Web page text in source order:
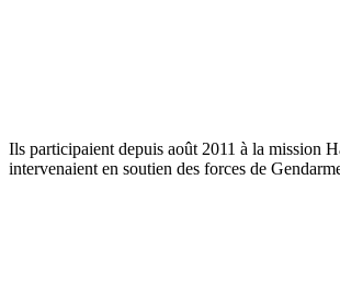
Ils participaient depuis août 2011 à la mission
intervenaient en soutien des forces de